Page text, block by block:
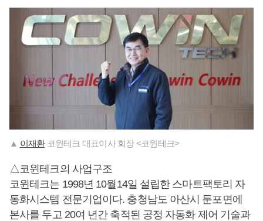
▲ 이재환코윈테크 대표이사 회장 <코윈테크>
△코윈테크의 사업구조
코윈테크는 1998년 10월14일 설립한 스마트팩토리 자
동화시스템 전문기업이다. 충청남도 아산시 둔포면에
본사를 두고 20여 년간 축적된 공정 자동화 제어 기술과